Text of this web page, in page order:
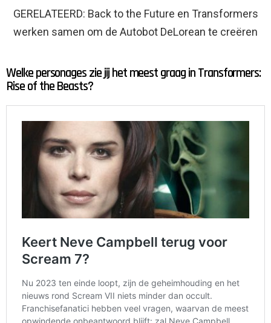
GERELATEERD: Back to the Future en Transformers
werken samen om de Autobot DeLorean te creëren
Welke personages zie jij het meest graag in Transformers:
Rise of the Beasts?